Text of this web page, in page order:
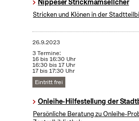
Nippeser Strickmamsellcher
Stricken und Klönen in der
26.9.2023
3 Termine:
16 bis 16:30 Uhr
16:30 bis 17 Uhr
17 bis 17:30 Uhr
Eintritt frei
Onleihe-Hilfestellung der
Persönliche Beratung zu Onleihe-